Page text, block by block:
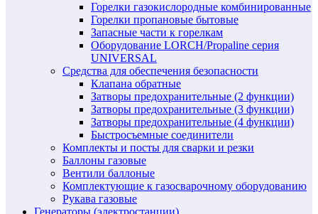
Горелки газокислородные комбинированные
Горелки пропановые бытовые
Запасные части к горелкам
Оборудование LORCH/Propaline серия
UNIVERSAL
Средства для обеспечения безопасности
Клапана обратные
Затворы предохранительные (2 функции)
Затворы предохранительные (3 функции)
Затворы предохранительные (4 функции)
Быстросъемные соединители
Комплекты и посты для сварки и резки
Баллоны газовые
Вентили баллоные
Комплектующие к газосварочному оборудованию
Рукава газовые
Генераторы (электростанции)